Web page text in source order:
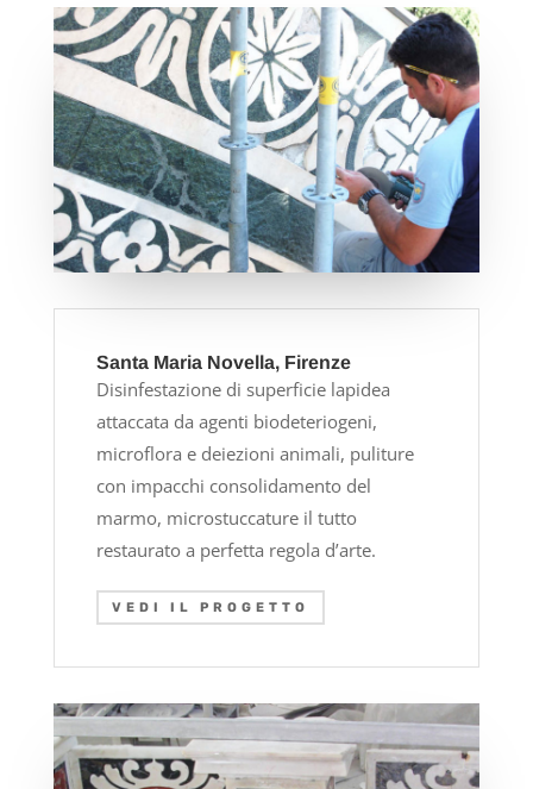
Santa Maria Novella, Firenze
Disinfestazione di superficie lapidea
attaccata da agenti biodeteriogeni,
microflora e deiezioni animali, puliture
con impacchi consolidamento del
marmo, microstuccature il tutto
restaurato a perfetta regola d’arte.
VEDI IL PROGETTO